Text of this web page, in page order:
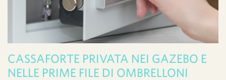
CASSAFORTE PRIVATA NEI GAZEBO E
NELLE PRIME FILE DI OMBRELLONI